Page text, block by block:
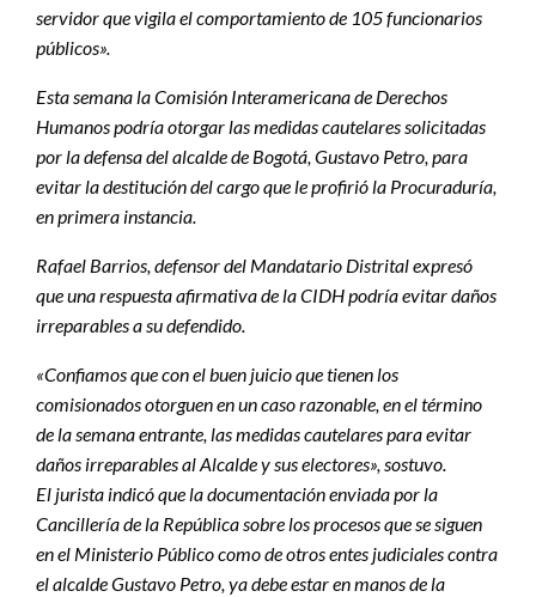
servidor que vigila el comportamiento de 105 funcionarios
públicos».
Esta semana la Comisión Interamericana de Derechos
Humanos podría otorgar las medidas cautelares solicitadas
por la defensa del alcalde de Bogotá, Gustavo Petro, para
evitar la destitución del cargo que le profirió la Procuraduría,
en primera instancia.
Rafael Barrios, defensor del Mandatario Distrital expresó
que una respuesta afirmativa de la CIDH podría evitar daños
irreparables a su defendido.
«Confiamos que con el buen juicio que tienen los
comisionados otorguen en un caso razonable, en el término
de la semana entrante, las medidas cautelares para evitar
daños irreparables al Alcalde y sus electores», sostuvo.
El jurista indicó que la documentación enviada por la
Cancillería de la República sobre los procesos que se siguen
en el Ministerio Público como de otros entes judiciales contra
el alcalde Gustavo Petro, ya debe estar en manos de la